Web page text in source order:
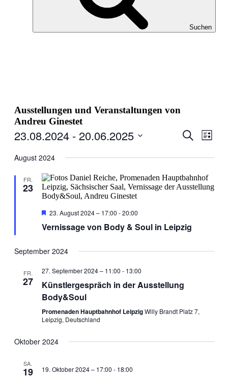
Suchen
Ausstellungen und Veranstaltungen von
Andreu Ginestet
und
Suche
Liste
23.08.2024 - 20.06.2025
wählen.
August 2024
FR.
23
Hervorgehoben
23. August 2024 – 17:00 -20:00
Vernissage von Body & Soul in Leipzig
September 2024
FR.
27
27. September 2024 – 11:00 - 13:00
Künstlergespräch in der Ausstellung
Body&Soul
Promenaden Hauptbahnhof LeipzigWilly Brandt Platz 7,
Leipzig, Deutschland
Oktober 2024
SA.
19 19. Oktober 2024 – 17:00 - 18:00